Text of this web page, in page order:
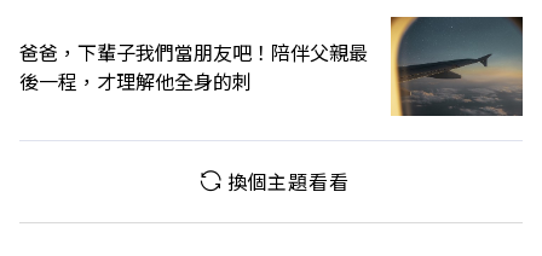
爸爸，下輩子我們當朋友吧！陪伴父親最
後一程，才理解他全身的刺
換個主題看看